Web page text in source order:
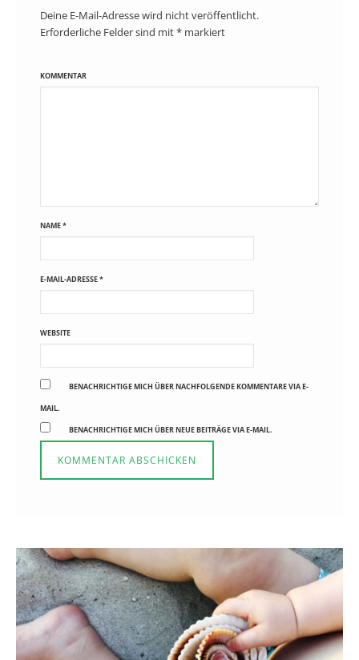
Deine E-Mail-Adresse wird nicht veröffentlicht.
Erforderliche Felder sind mit* markiert
KOMMENTAR
NAME*
E-MAIL-ADRESSE*
WEBSITE
BENACHRICHTIGE MICH ÜBER NACHFOLGENDE KOMMENTARE VIA E-
MAIL.
BENACHRICHTIGE MICH ÜBER NEUE BEITRÄGE VIA E-MAIL.
Reisen in der Elternzeit
16. SEPTEMBER 2019